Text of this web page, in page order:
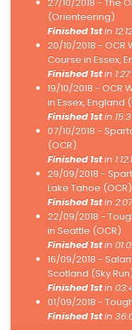
(Orienteering)
Finished 1stin
20/10/2018 -
Course in Essex,
Finished 1stin
19/10/2018 -
in Essex, England
Finished 1stin
07/10/2018 -
(OCR)
Finished 1stin
29/09/2018 -
Lake Tahoe (OCR)
Finished 1stin
22/09/2018 -
in Seattle (OCR)
Finished 1stin
16/09/2018 -
Scotland (Sky
Finished 1stin
01/09/2018 -
Finished 1stin